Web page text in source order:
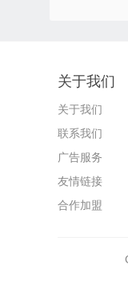
关于我们
关于我们
联系我们
广告服务
友情链接
合作加盟